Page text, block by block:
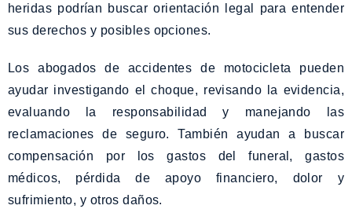
heridas podrían buscar orientación legal para entender
sus derechos y posibles opciones.
Los abogados de accidentes de motocicleta pueden
ayudar investigando el choque, revisando la evidencia,
evaluando la responsabilidad y manejando las
reclamaciones de seguro. También ayudan a buscar
compensación por los gastos del funeral, gastos
médicos, pérdida de apoyo financiero, dolor y
sufrimiento, y otros daños.